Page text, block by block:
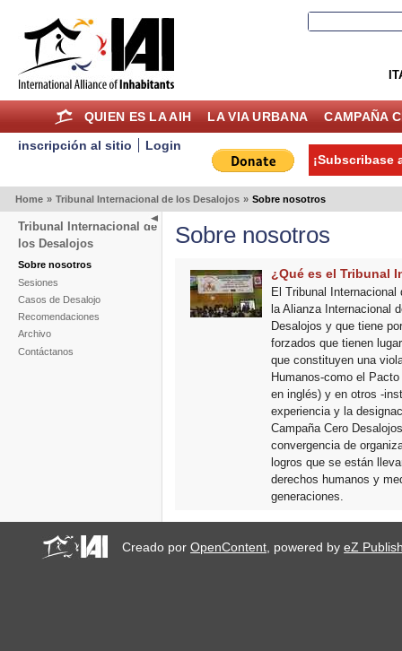
QUIEN ES LA AIH LA VIA URBANA CAMPAÑA
inscripción al sitio
Login
¡Subscribase
Home » Tribunal Internacional de los Desalojos » Sobre nosotros
Tribunal Internacional de
los Desalojos
Sobre nosotros
Sesiones
Casos de Desalojo
Recomendaciones
Archivo
Contáctanos
Sobre nosotros
¿Qué es el Tribunal
El Tribunal
la Alianza Internacional
Desalojos y que tiene
forzados que tienen
que constituyen una
Humanos-como el
en inglés) y en otros -
experiencia y la
Campaña Cero
convergencia de
logros que se están
derechos humanos y
generaciones.
Creado porOpenContent , powered byeZ